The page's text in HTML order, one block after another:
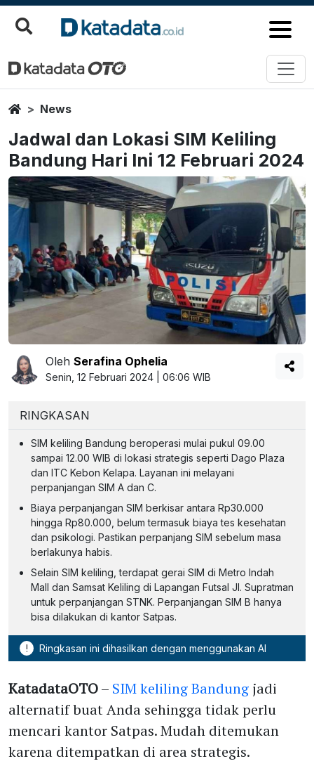
HomeNews
Jadwal dan Lokasi SIM Keliling
Bandung Hari Ini 12 Februari 2024
Oleh Serafina Ophelia
Senin, 12 Februari 2024 | 06:06 WIB
RINGKASAN
SIM keliling Bandung beroperasi mulai pukul 09.00
sampai 12.00 WIB di lokasi strategis seperti Dago Plaza
dan ITC Kebon Kelapa. Layanan ini melayani
perpanjangan SIM A dan C.
Biaya perpanjangan SIM berkisar antara Rp30.000
hingga Rp80.000, belum termasuk biaya tes kesehatan
dan psikologi. Pastikan perpanjang SIM sebelum masa
berlakunya habis.
Selain SIM keliling, terdapat gerai SIM di Metro Indah
Mall dan Samsat Keliling di Lapangan Futsal Jl. Supratman
untuk perpanjangan STNK. Perpanjangan SIM B hanya
bisa dilakukan di kantor Satpas.
! Ringkasan ini dihasilkan dengan menggunakan AI
KatadataOTO– SIM keliling Bandung jadi
alternatif buat Anda sehingga tidak perlu
mencari kantor Satpas. Mudah ditemukan
karena ditempatkan di area strategis.